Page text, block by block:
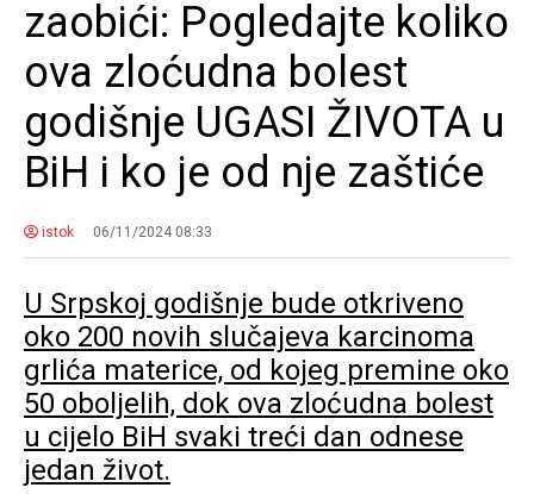
zaobići: Pogledajte koliko
ova zloćudna bolest
godišnje UGASI ŽIVOTA u
BiH i ko je od nje zaštiće
istok 06/11/2024 08:33
U Srpskoj godišnje bude otkriveno
oko 200 novih slučajeva karcinoma
grlića materice, od kojeg premine oko
50 oboljelih, dok ova zloćudna bolest
u cijelo BiH svaki treći dan odnese
jedan život.